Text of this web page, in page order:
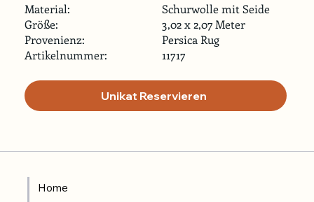
Material:
Größe:
Provenienz:
Artikelnummer:
Unikat Reservieren
Schurwolle mit Seide
3,02 x 2,07 Meter
Persica Rug
11717
Home